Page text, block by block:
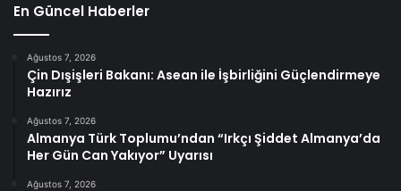
En Güncel Haberler
Ağustos 7, 2026
Çin Dışişleri Bakanı: Asean ile İşbirliğini Güçlendirmeye
Hazırız
Ağustos 7, 2026
Almanya Türk Toplumu’ndan “Irkçı Şiddet Almanya’da
Her Gün Can Yakıyor” Uyarısı
Ağustos 7, 2026